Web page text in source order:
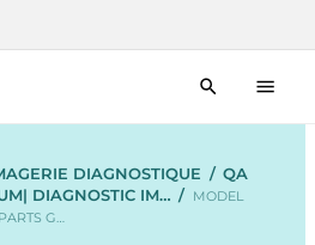
DIAGNOSTIQUE / QA
DIAGNOSTIC IM… / MODEL
G…